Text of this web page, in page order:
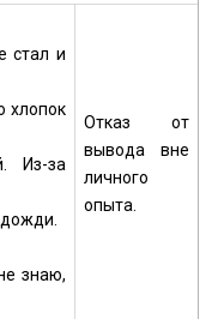
стал и
хлопок
Из-за
знаю,
Отказ от
вывода вне
личного
опыта.